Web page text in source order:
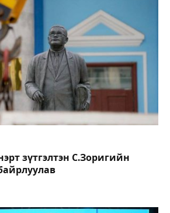
зүтгэлтэн С.Зоригийн